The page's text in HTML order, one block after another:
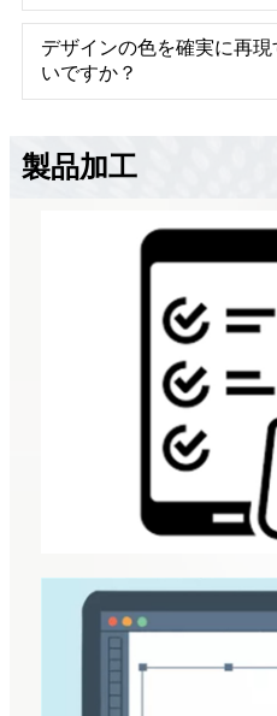
デザインの色を確実に再
いですか？
製品加工